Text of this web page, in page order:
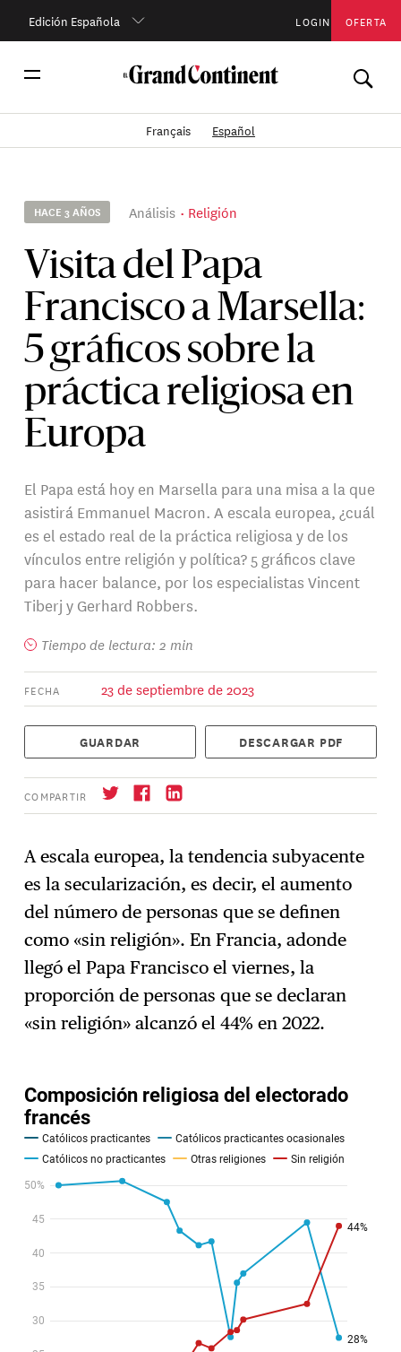
Edición Española LOGIN OFERTA
Français Español
HACE 3 AÑOS Análisis Religión
Visita del Papa
Francisco a Marsella:
5 gráficos sobre la
práctica religiosa en
Europa
El Papa está hoy en Marsella para una misa a la que
asistirá Emmanuel Macron. A escala europea, ¿cuál
es el estado real de la práctica religiosa y de los
vínculos entre religión y política? 5 gráficos clave
para hacer balance, por los especialistas Vincent
Tiberj y Gerhard Robbers.
Tiempo de lectura: 2 min
FECHA 23 de septiembre de 2023
GUARDAR DESCARGAR PDF
COMPARTIR
→ Suscríbase
A escala europea, la tendencia subyacente
es la secularización, es decir, el aumento
del número de personas que se definen
como «sin religión». En Francia, adonde
llegó el Papa Francisco el viernes, la
proporción de personas que se declaran
«sin religión» alcanzó el 44% en 2022.